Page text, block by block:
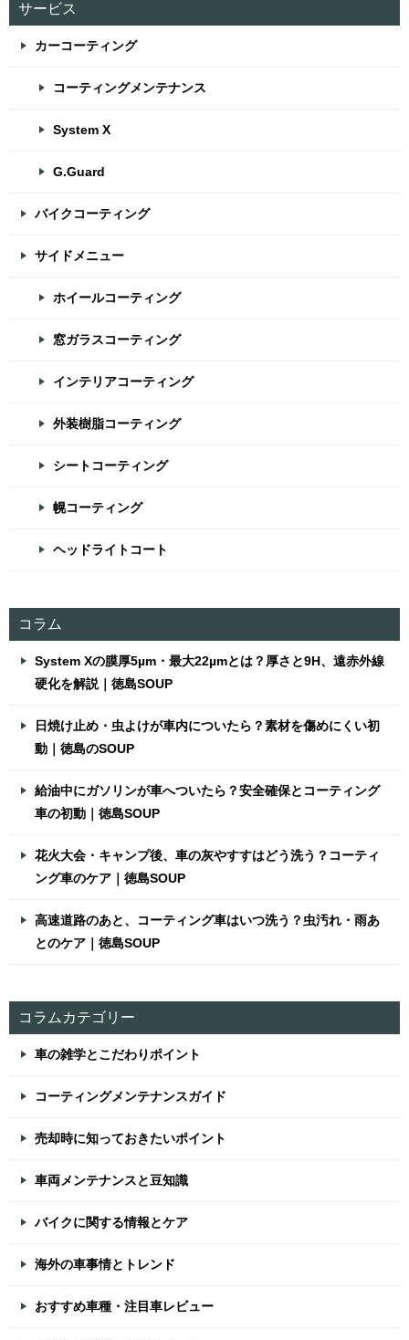
サービス
カーコーティング
コーティングメンテナンス
System X
G.Guard
バイクコーティング
サイドメニュー
ホイールコーティング
窓ガラスコーティング
インテリアコーティング
外装樹脂コーティング
シートコーティング
幌コーティング
ヘッドライトコート
コラム
System Xの膜厚5µm・最大22µmとは？厚さと9H、遠赤外線
硬化を解説｜徳島SOUP
日焼け止め・虫よけが車内についたら？素材を傷めにくい初
動｜徳島のSOUP
給油中にガソリンが車へついたら？安全確保とコーティング
車の初動｜徳島SOUP
花火大会・キャンプ後、車の灰やすすはどう洗う？コーティ
ング車のケア｜徳島SOUP
高速道路のあと、コーティング車はいつ洗う？虫汚れ・雨あ
とのケア｜徳島SOUP
コラムカテゴリー
車の雑学とこだわりポイント
コーティングメンテナンスガイド
売却時に知っておきたいポイント
車両メンテナンスと豆知識
バイクに関する情報とケア
海外の車事情とトレンド
おすすめ車種・注目車レビュー